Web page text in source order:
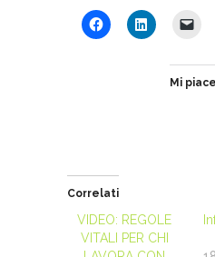
Mi
Correlati
VIDEO: REGOLE
VITALI PER CHI